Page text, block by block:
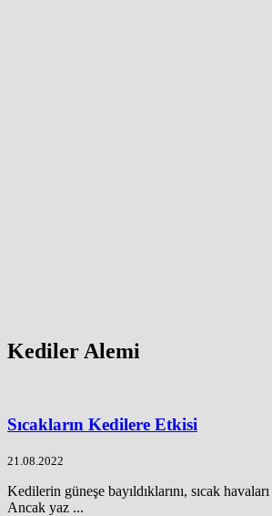
Kediler Alemi
Sıcakların Kedilere Etkisi
21.08.2022
Kedilerin güneşe bayıldıklarını, sıcak
Ancak yaz ...